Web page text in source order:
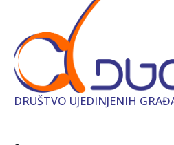
DRUŠTVO UJEDINJENIH